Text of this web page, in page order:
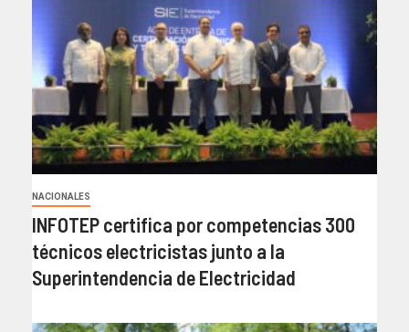
NACIONALES
INFOTEP certifica por competencias 300
técnicos electricistas junto a la
Superintendencia de Electricidad